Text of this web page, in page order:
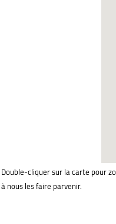
Double-cliquer sur la carte pour
à nous les faire parvenir.